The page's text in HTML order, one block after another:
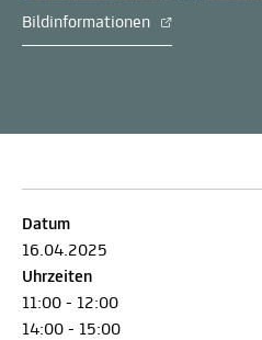
Bildinformationen
Datum
16.04.2025
Uhrzeiten
11:00 - 12:00
14:00 - 15:00